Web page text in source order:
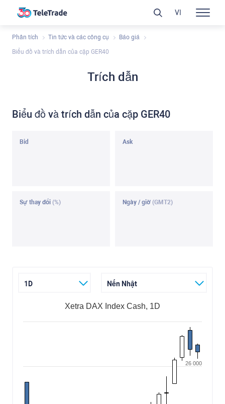
Phân tích Tin tức và các công cụ Báo giá
Biểu đồ và trích dẫn của cặp GER40
Trích dẫn
Biểu đồ và trích dẫn của cặp GER40
Bid Ask
Sự thay đổi (%) Ngày / giờ (GMT2)
1D Nến Nhật
Xetra DAX Index Cash, 1D
26 000
VI